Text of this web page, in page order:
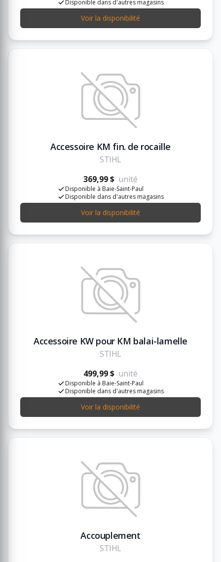
Disponible dans d'autres magasins
Voir la disponibilité
Accessoire KM fin. de rocaille
STIHL
369,99 $ unité
Disponible à Baie-Saint-Paul
Disponible dans d'autres magasins
Voir la disponibilité
Accessoire KW pour KM balai-lamelle
STIHL
499,99 $ unité
Disponible à Baie-Saint-Paul
Disponible dans d'autres magasins
Voir la disponibilité
Accouplement
STIHL